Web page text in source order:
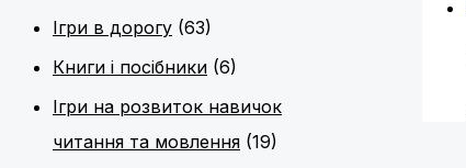
Ігри в дорогу (63)
Книги і посібники (6)
Ігри на розвиток навичок
читання та мовлення (19)